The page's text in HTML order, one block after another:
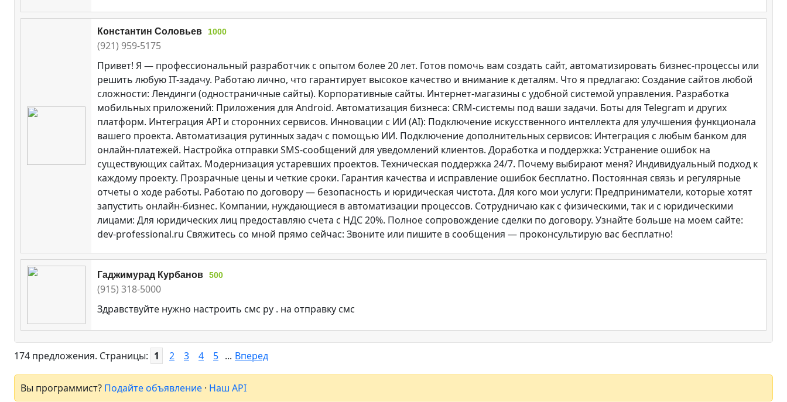
Константин Соловьев 1000
(921) 959-5175
Привет! Я — профессиональный разработчик с опытом более 20 лет. Готов помочь вам создать сайт, автоматизировать бизнес-процессы или
решить любую IT-задачу. Работаю лично, что гарантирует высокое качество и внимание к деталям. Что я предлагаю: Создание сайтов любой
сложности: Лендинги (одностраничные сайты). Корпоративные сайты. Интернет-магазины с удобной системой управления. Разработка
мобильных приложений: Приложения для Android. Автоматизация бизнеса: CRM-системы под ваши задачи. Боты для Telegram и других
платформ. Интеграция API и сторонних сервисов. Инновации с ИИ (AI): Подключение искусственного интеллекта для улучшения функционала
вашего проекта. Автоматизация рутинных задач с помощью ИИ. Подключение дополнительных сервисов: Интеграция с любым банком для
онлайн-платежей. Настройка отправки SMS-сообщений для уведомлений клиентов. Доработка и поддержка: Устранение ошибок на
существующих сайтах. Модернизация устаревших проектов. Техническая поддержка 24/7. Почему выбирают меня? Индивидуальный подход к
каждому проекту. Прозрачные цены и четкие сроки. Гарантия качества и исправление ошибок бесплатно. Постоянная связь и регулярные
отчеты о ходе работы. Работаю по договору — безопасность и юридическая чистота. Для кого мои услуги: Предприниматели, которые хотят
запустить онлайн-бизнес. Компании, нуждающиеся в автоматизации процессов. Сотрудничаю как с физическими, так и с юридическими
лицами: Для юридических лиц предоставляю счета с НДС 20%. Полное сопровождение сделки по договору. Узнайте больше на моем сайте:
dev-professional.ru Свяжитесь со мной прямо сейчас: Звоните или пишите в сообщения — проконсультирую вас бесплатно!
Гаджимурад Курбанов 500
(915) 318-5000
Здравствуйте нужно настроить смс ру . на отправку смс
174 предложения. Страницы: 1 2 3 4 5 ... Вперед
Вы программист? Подайте объявление · Наш API